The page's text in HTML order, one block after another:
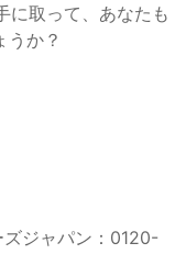
に取って、あなたも
うか？
ジャパン：0120-